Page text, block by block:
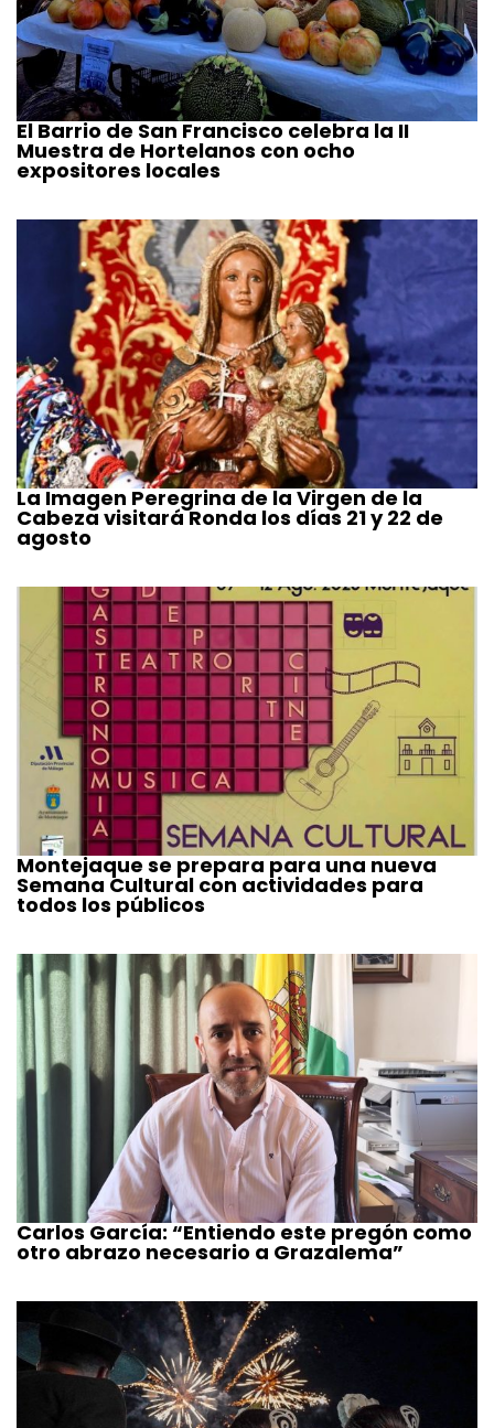
El Barrio de San Francisco celebra la II
Muestra de Hortelanos con ocho
expositores locales
La Imagen Peregrina de la Virgen de la
Cabeza visitará Ronda los días 21 y 22 de
agosto
Montejaque se prepara para una nueva
Semana Cultural con actividades para
todos los públicos
Carlos García: “Entiendo este pregón como
otro abrazo necesario a Grazalema”